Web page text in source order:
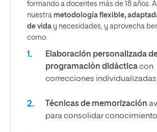
formando a docentes más de 18 años.
nuestra metodología flexible,
de vida y necesidades, y aprovecha
como:
Elaboración personalizada
programación didácticacon
correcciones
Técnicas de memorización
para consolidar